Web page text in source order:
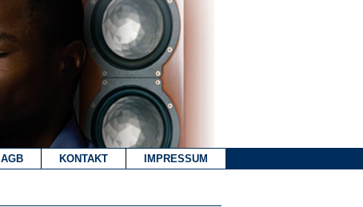
AGB KONTAKT IMPRESSUM